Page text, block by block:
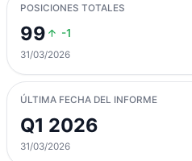
POSICIONES TOTALES
99 -1
31/03/2026
ÚLTIMA FECHA DEL INFORME
Q1 2026
31/03/2026